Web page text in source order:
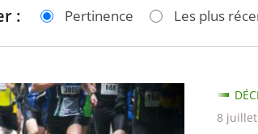
: Pertinence Les plus
8